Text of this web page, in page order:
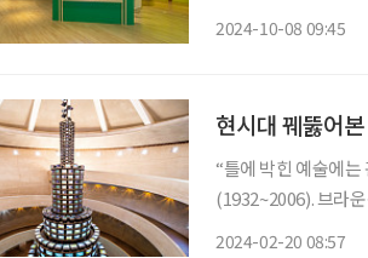
2024-10-08 09:45
현시대 꿰뚫어
“틀에 박힌 예술에
(1932~2006). 브라
2024-02-20 08:57